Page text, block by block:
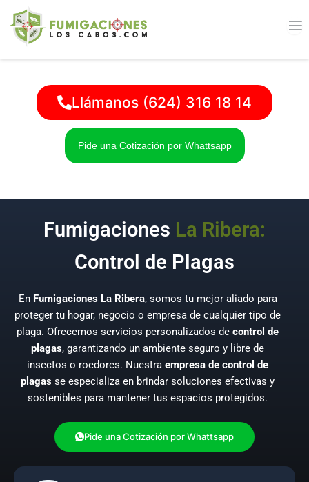
contenido
Fumigaciones La Ribera:
Control de Plagas
En Fumigaciones La Ribera, somos tu mejor aliado para
proteger tu hogar, negocio o empresa de cualquier tipo de
plaga. Ofrecemos servicios personalizados de control de
plagas, garantizando un ambiente seguro y libre de
insectos o roedores. Nuestra empresa de control de
plagas se especializa en brindar soluciones efectivas y
sostenibles para mantener tus espacios protegidos.
Pide una Cotización por Whattsapp
Llámanos (624) 316 18 14
Pide una Cotización por Whattsapp